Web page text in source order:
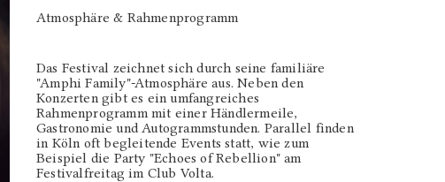
Atmosphäre & Rahmenprogramm
Das Festival zeichnet sich durch seine familiäre
"Amphi Family"-Atmosphäre aus. Neben den
Konzerten gibt es ein umfangreiches
Rahmenprogramm mit einer Händlermeile,
Gastronomie und Autogrammstunden. Parallel finden
in Köln oft begleitende Events statt, wie zum
Beispiel die Party "Echoes of Rebellion" am
Festivalfreitag im Club Volta.